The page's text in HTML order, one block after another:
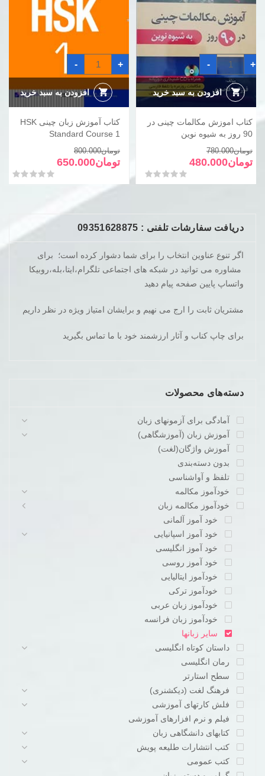
-
کتاب
اموزش
مکالمات
چینی
در
90
روز
شیوه
نوین
عدد
+
افزودن به سبد خرید
کتاب اموزش مکالمات چینی در
90 روز به شیوه نوین
تومان780.000قیمت
اصلی
تومان780.000
بود.
تومان480.000
قیمت
فعلی
تومان480.000
است.
امتیاز0از 5
-
کتاب
آموزش
زبان
چینی
HSK
Standard
Course
عدد
+
افزودن به سبد خرید
کتاب آموزش زبان چینی HSK
Standard Course 1
تومان800.000قیمت
اصلی
تومان800.000
تومان650.000
قیمت
فعلی
تومان650.000
امتیاز0از 5
دریافت سفارشات تلفنی : 09351628875
اگر تنوع عناوین انتخاب را برای شما دشوار کرده است؛ برای
مشاوره می توانید در شبکه های اجتماعی تلگرام،ایتا،بله،روبیکا
واتساپ پایین صفحه پیام دهید
مشتریان ثابت را ارج می نهیم و برایشان امتیاز ویژه در نظر داریم
برای چاپ کناب و آثار ارزشمند خود با ما تماس بگیرید
دسته‌های محصولات
آمادگی برای آزمونهای زبان
آموزش زبان (آموزشگاهی)
آموزش واژگان(لغت)
بدون دسته‌بندی
تلفظ و آواشناسی
خودآموز مکالمه
خودآموز مکالمه زبان
خود آموز آلمانی
خود آموز اسپانیایی
خود آموز انگلیسی
خود آموز روسی
خودآموز ایتالیایی
خودآموز ترکی
خودآموز زبان عربی
خودآموز زبان فرانسه
سایر زبانها
داستان کوتاه انگلیسی
رمان انگلیسی
سطح استارتر
فرهنگ لغت (دیکشنری)
فلش کارتهای آموزشی
فیلم و نرم افزارهای آموزشی
کتابهای دانشگاهی زبان
کتب انتشارات طلیعه پویش
کتب عمومی